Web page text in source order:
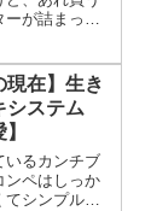
が詰まった
ー。でも、太
ドルは、なん
グラベルバ
現在】生き
システム
いるカンチブ
ンペはしっか
てシンプル、